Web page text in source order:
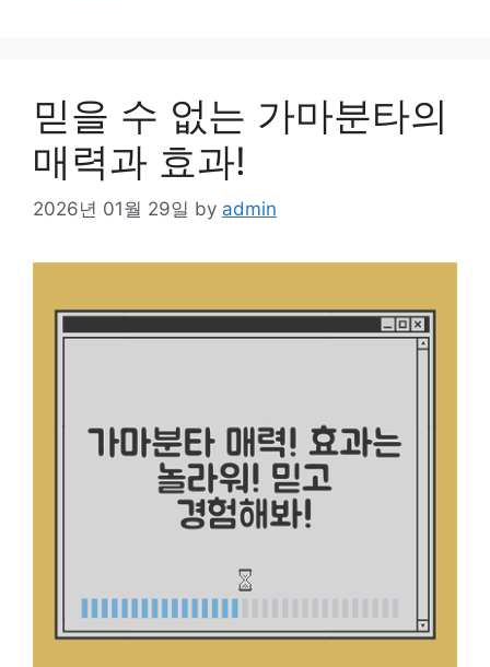
믿을 수 없는 가마분타의
매력과 효과!
2026년 01월 29일 by admin